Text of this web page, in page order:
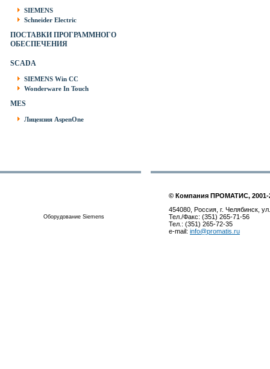
SIEMENS
Schneider Electric
ПОСТАВКИ ПРОГРАММНОГО
ОБЕСПЕЧЕНИЯ
SCADA
SIEMENS Win CC
Wonderware In Touch
MES
Лицензия AspenOne
Оборудование Siemens
© Компания ПРОМАТИС, 2001-
454080, Россия, г. Челябинск,
Тел./Факс: (351) 265-71-56
Тел.: (351) 265-72-35
e-mail: info@promatis.ru